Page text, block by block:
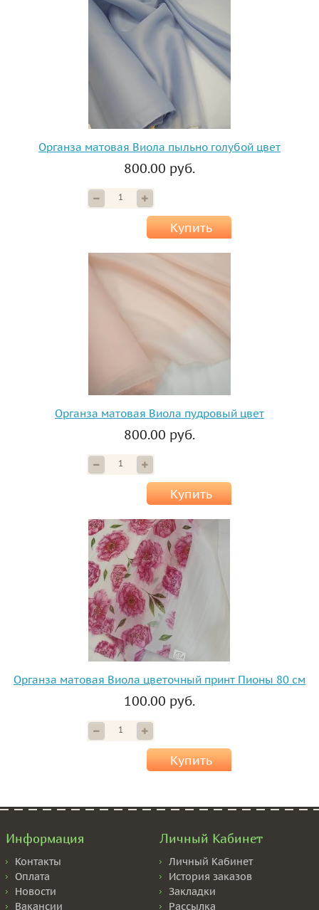
Органза матовая Виола пыльно голубой цвет
800.00 руб.
Купить
Органза матовая Виола пудровый цвет
800.00 руб.
Купить
Органза матовая Виола цветочный принт Пионы 80 см
100.00 руб.
Купить
Информация
Контакты
Оплата
Новости
Вакансии
Личный Кабинет
Личный Кабинет
История заказов
Закладки
Рассылка